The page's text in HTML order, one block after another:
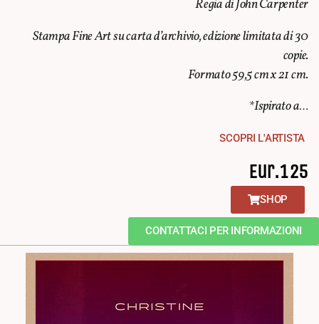
Regia di John Carpenter
Stampa Fine Art su carta d’archivio, edizione limitata di 30
copie.
Formato 59,5 cm x 21 cm.
*Ispirato a…
SCOPRI L'ARTISTA
Eur.125
SHOP
CONTATTACI PER INFORMAZIONI